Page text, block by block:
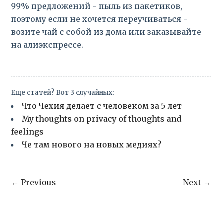
99% предложений - пыль из пакетиков,
поэтому если не хочется переучиваться -
возите чай с собой из дома или заказывайте
на алиэкспрессе.
Еще статей? Вот 3 случайных:
Что Чехия делает с человеком за 5 лет
My thoughts on privacy of thoughts and
feelings
Че там нового на новых медиях?
← Previous Next →